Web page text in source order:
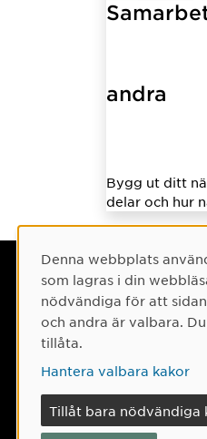
andra
Bygg ut ditt
delar och hur
Hitta
ITS
Om något
krävs)
Cookie-
Denna webbplats
som lagras i din
nödvändiga för att
och andra är valbara.
tillåta.
Hantera valbara kakor
Tillåt bara nödvändiga